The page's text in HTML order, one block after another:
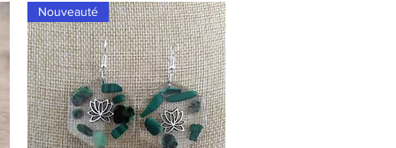
Nouveauté